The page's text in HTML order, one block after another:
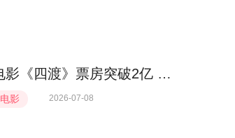
电影《四渡》票房突破2亿 创下长征题材票房新纪录
电影 2026-07-08